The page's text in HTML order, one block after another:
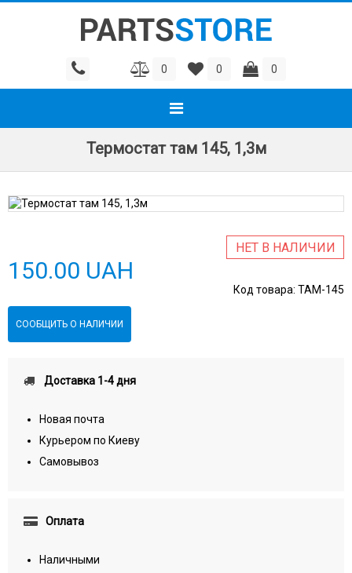
0 0 0
Термостат там 145, 1,3м
НЕТ В НАЛИЧИИ
Код товара: ТАМ-145
150.00 UAH
СООБЩИТЬ О НАЛИЧИИ
Доставка 1-4 дня
Новая почта
Курьером по Киеву
Самовывоз
Оплата
Наличными